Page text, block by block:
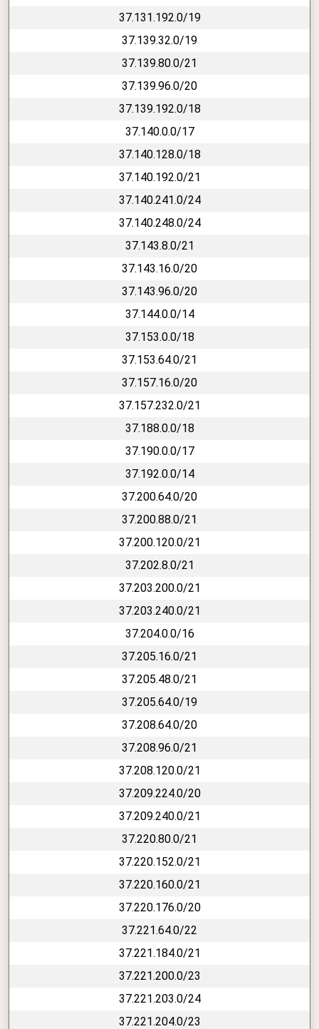
37.131.192.0/19
37.139.32.0/19
37.139.80.0/21
37.139.96.0/20
37.139.192.0/18
37.140.0.0/17
37.140.128.0/18
37.140.192.0/21
37.140.241.0/24
37.140.248.0/24
37.143.8.0/21
37.143.16.0/20
37.143.96.0/20
37.144.0.0/14
37.153.0.0/18
37.153.64.0/21
37.157.16.0/20
37.157.232.0/21
37.188.0.0/18
37.190.0.0/17
37.192.0.0/14
37.200.64.0/20
37.200.88.0/21
37.200.120.0/21
37.202.8.0/21
37.203.200.0/21
37.203.240.0/21
37.204.0.0/16
37.205.16.0/21
37.205.48.0/21
37.205.64.0/19
37.208.64.0/20
37.208.96.0/21
37.208.120.0/21
37.209.224.0/20
37.209.240.0/21
37.220.80.0/21
37.220.152.0/21
37.220.160.0/21
37.220.176.0/20
37.221.64.0/22
37.221.184.0/21
37.221.200.0/23
37.221.203.0/24
37.221.204.0/23